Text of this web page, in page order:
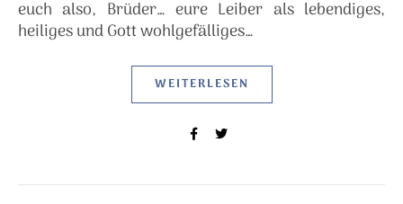
euch also, Brüder… eure Leiber als lebendiges,
heiliges und Gott wohlgefälliges…
WEITERLESEN